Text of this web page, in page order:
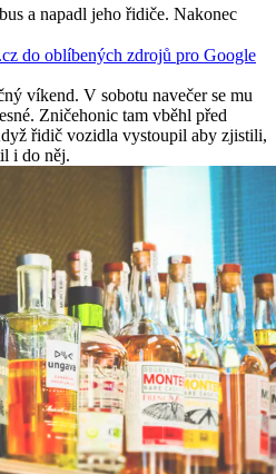
a napadl jeho řidiče. Nakonec
do oblíbených zdrojů pro Google
víkend. V sobotu navečer se mu
Zničehonic tam vběhl před
řidič vozidla vystoupil aby zjistili,
i do něj.